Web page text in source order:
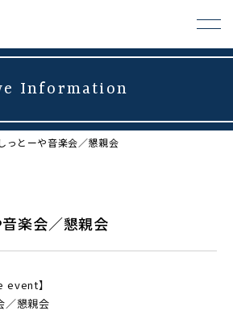
よくある質問
Information
っとーや音楽会／懇親会
楽会／懇親会
event】
／懇親会